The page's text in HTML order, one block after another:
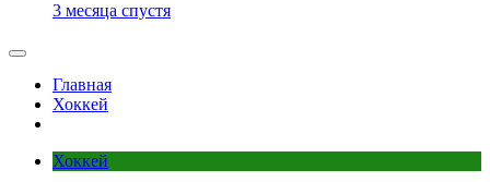
3 месяца спустя
Главная
Хоккей
Хоккей